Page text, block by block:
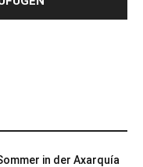
in der Axarquía